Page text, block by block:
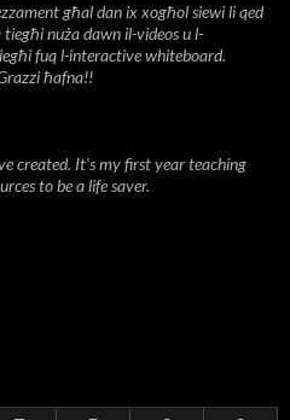
għal dan ix xogħol siewi li qed
nuża dawn il-videos u l-
fuq l-interactive whiteboard.
ħafna!!
created. It's my first year teaching
to be a life saver.